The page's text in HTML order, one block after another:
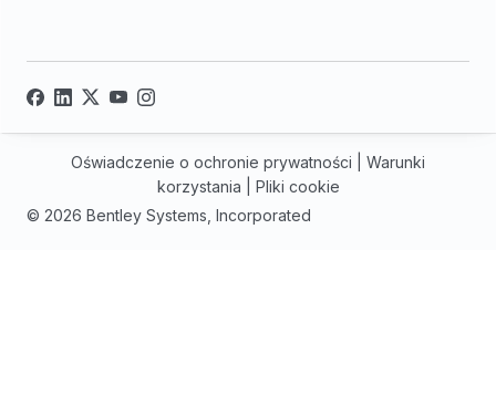
© 2026 Bentley Systems, Incorporated
Oświadczenie o ochronie prywatności
Warunki
korzystania
Pliki cookie